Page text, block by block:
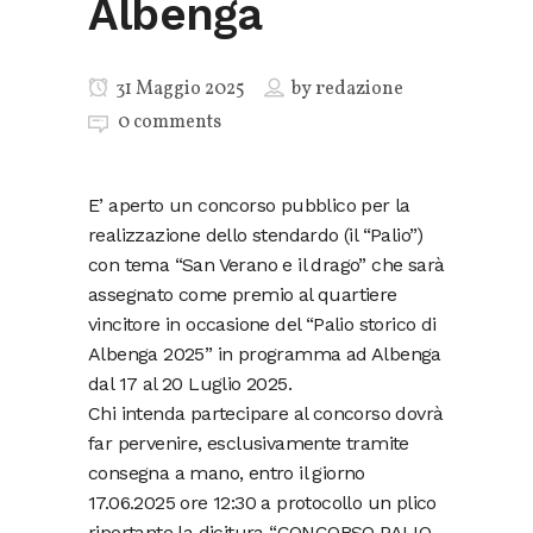
Albenga
31 Maggio 2025 byredazione
0 comments
E’ aperto un concorso pubblico per la
realizzazione dello stendardo (il “Palio”)
con tema “San Verano e il drago” che sarà
assegnato come premio al quartiere
vincitore in occasione del “Palio storico di
Albenga 2025” in programma ad Albenga
dal 17 al 20 Luglio 2025.
Chi intenda partecipare al concorso dovrà
far pervenire, esclusivamente tramite
consegna a mano, entro il giorno
17.06.2025 ore 12:30 a protocollo un plico